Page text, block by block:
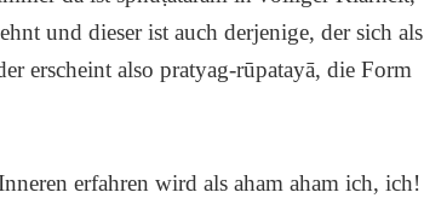
und dieser ist auch derjenige, der sich als
erscheint also pratyag-rūpatayā, die Form
erfahren wird als aham aham ich, ich!